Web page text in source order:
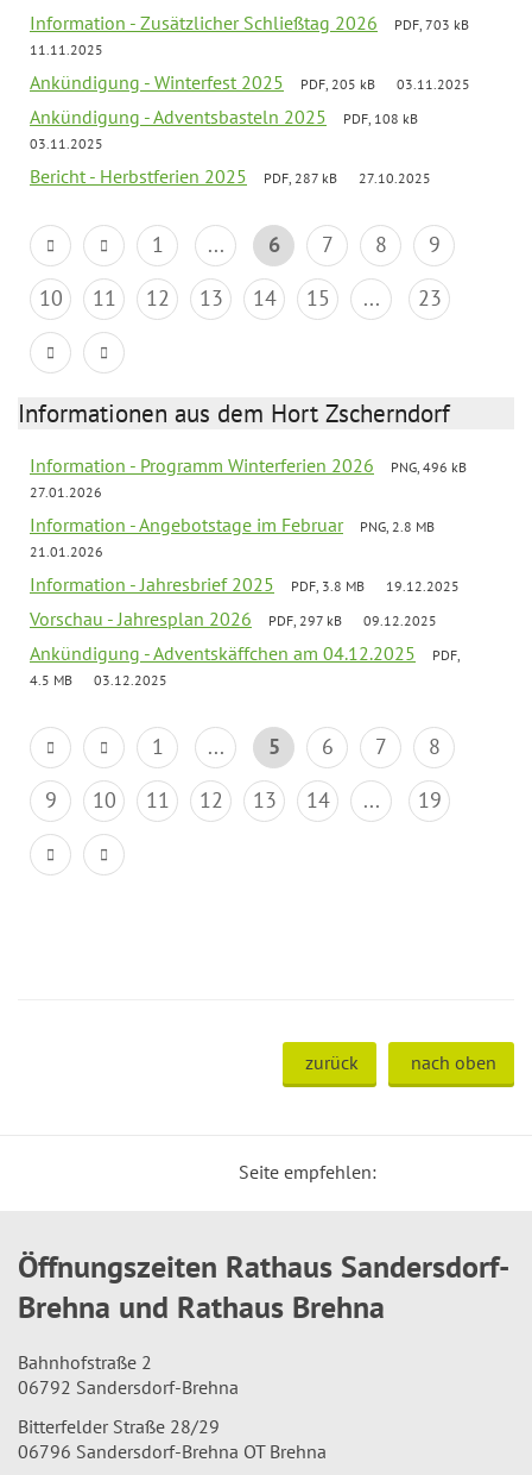
Information - Zusätzlicher Schließtag 2026
PDF, 703 kB
11.11.2025
Ankündigung - Winterfest 2025 PDF, 205 kB 03.11.2025
Ankündigung - Adventsbasteln 2025
PDF, 108 kB
03.11.2025
Bericht - Herbstferien 2025 PDF, 287 kB 27.10.2025
1 ... 6 7 8
9
10
11 12 13 14 15 ... 23
Informationen aus dem Hort Zscherndorf
Information - Programm Winterferien 2026
PNG, 496 kB
27.01.2026
Information - Angebotstage im Februar
PNG, 2.8 MB
21.01.2026
Information - Jahresbrief 2025 PDF, 3.8 MB 19.12.2025
Vorschau - Jahresplan 2026 PDF, 297 kB 09.12.2025
Ankündigung - Adventskäffchen am 04.12.2025
PDF,
4.5 MB
03.12.2025
1 ... 5 6 7
8
9
10 11 12 13 14 ... 19
zurück nach oben
Seite empfehlen:
Öffnungszeiten Rathaus Sandersdorf-
Brehna und Rathaus Brehna
Bahnhofstraße 2
06792 Sandersdorf-Brehna
Bitterfelder Straße 28/29
06796 Sandersdorf-Brehna OT Brehna